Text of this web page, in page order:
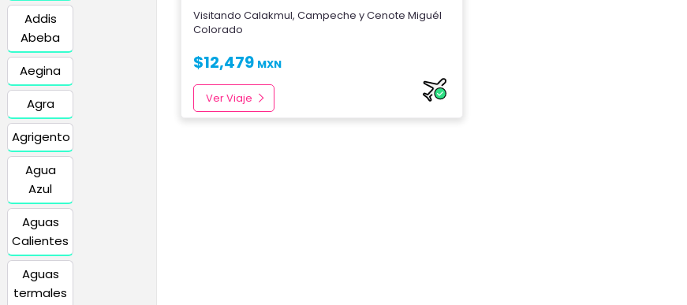
Addis
Abeba
Aegina
Agra
Agrigento
Agua
Azul
Aguas
Calientes
Aguas
termales
Visitando Calakmul, Campeche yCenote Miguél
Colorado
$12,479 MXN
Ver Viaje